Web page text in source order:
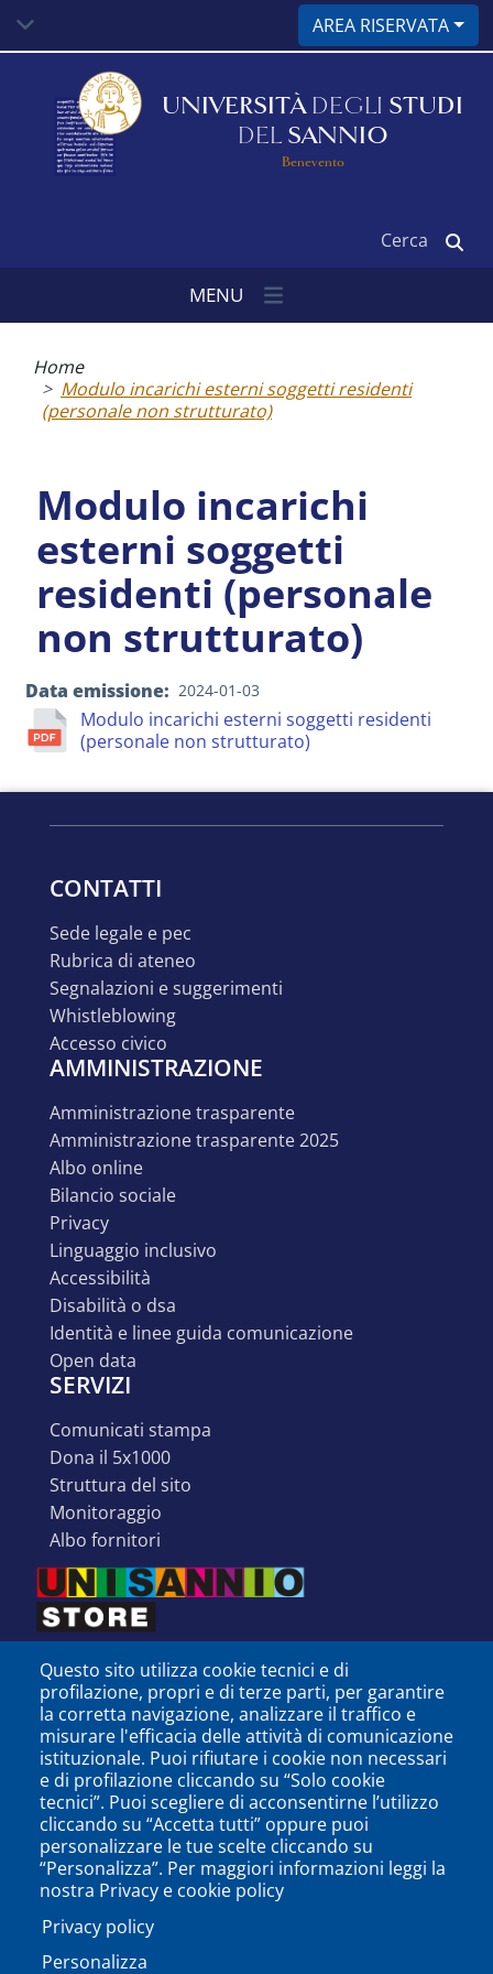
contenuto
AREA RISERVATA
UNIVERSITÀ DEGLI STUDI
DEL SANNIO
Benevento
MENU
pane
Home
Modulo incarichi esterni soggetti residenti
(personale non strutturato)
Modulo incarichi
esterni soggetti
residenti (personale
non strutturato)
Data emissione 2024-01-03
Modulo incarichi esterni soggetti residenti
(personale non strutturato)
CONTATTI
sede legale e pec
rubrica di ateneo
segnalazioni e suggerimenti
whistleblowing
accesso civico
AMMINISTRAZIONE
amministrazione trasparente
amministrazione trasparente 2025
albo online
bilancio sociale
privacy
linguaggio inclusivo
accessibilità
disabilità o dsa
identità e linee guida comunicazione
open data
SERVIZI
comunicati stampa
dona il 5x1000
struttura del sito
monitoraggio
albo fornitori
SEGUICI SU
Questo sito utilizza cookie tecnici e di
profilazione, propri e di terze parti, per garantire
la corretta navigazione, analizzare il traffico e
misurare l'efficacia delle attività di comunicazione
istituzionale. Puoi rifiutare i cookie non necessari
e di profilazione cliccando su “Solo cookie
tecnici”. Puoi scegliere di acconsentirne l’utilizzo
cliccando su “Accetta tutti” oppure puoi
personalizzare le tue scelte cliccando su
“Personalizza”. Per maggiori informazioni leggi la
nostra Privacy e cookie policy
Privacy policy
Personalizza